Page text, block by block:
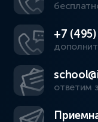
+7
ответим